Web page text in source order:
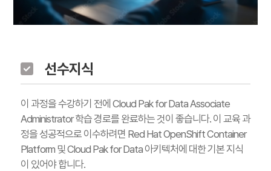
선수지식
이 과정을 수강하기 전에 Cloud Pak for Data Associate
Administrator 학습 경로를 완료하는 것이 좋습니다. 이 교육 과
정을 성공적으로 이수하려면 Red Hat OpenShift Container
Platform 및 Cloud Pak for Data 아키텍처에 대한 기본 지식
이 있어야 합니다.